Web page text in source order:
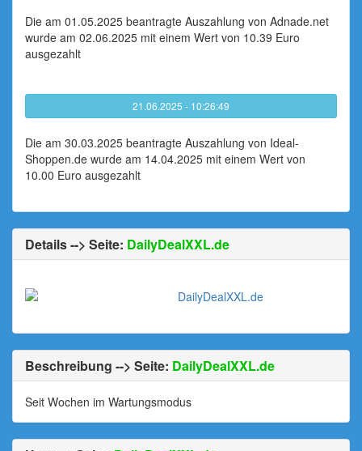
Die am 01.05.2025 beantragte Auszahlung von Adnade.net
wurde am 02.06.2025 mit einem Wert von 10.39 Euro
ausgezahlt
21.06.2025 - 10:26:49
Die am 30.03.2025 beantragte Auszahlung von Ideal-
Shoppen.de wurde am 14.04.2025 mit einem Wert von
10.00 Euro ausgezahlt
Details --> Seite: DailyDealXXL.de
Beschreibung --> Seite: DailyDealXXL.de
Seit Wochen im Wartungsmodus